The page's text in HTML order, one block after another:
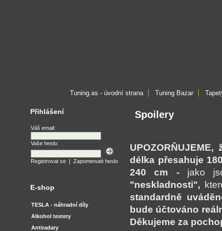
Tuning.as - úvodní strana Tuning Bazar
Spoilery
délka přesahuje
240 cm -jako
"neskladnosti",
standardně
bude účtováno
Děkujeme za
Přihlášení
Váš email:
Vaše heslo:
Registrovat se | Zapomenuté heslo
E-shop
TESLA - náhradní díly
Alkohol testery
Antiradary